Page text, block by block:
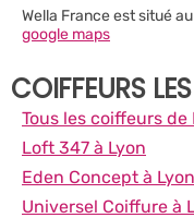
Wella France est situé
google maps
COIFFEURS
Tous les coiffeurs de
Loft 347 à Lyon
Eden Concept à Lyon
Universel Coiffure à